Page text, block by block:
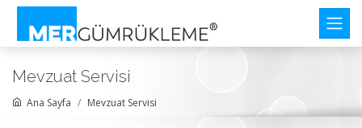
Mevzuat Servisi
Ana Sayfa Mevzuat Servisi